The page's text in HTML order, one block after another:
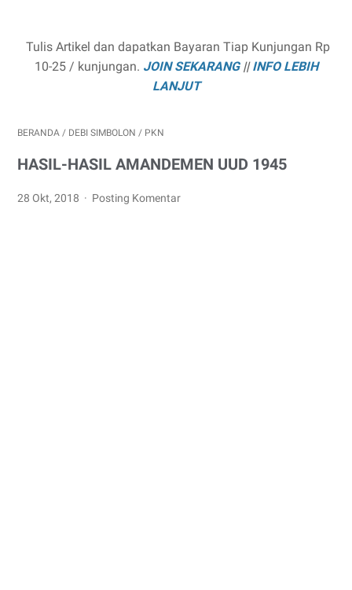
Tulis Artikel dan dapatkan Bayaran Tiap Kunjungan Rp
10-25 / kunjungan. JOIN SEKARANG||INFO LEBIH
LANJUT
BERANDA / DEBI SIMBOLON / PKN
HASIL-HASIL AMANDEMEN UUD 1945
28 Okt, 2018 Posting Komentar